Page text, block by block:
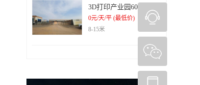
0元/天/平 (最低价)
8-15米